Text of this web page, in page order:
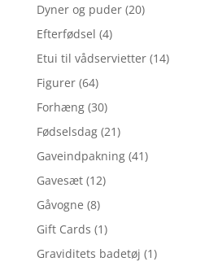
Dyner og puder (20)
Efterfødsel (4)
Etui til vådservietter (14)
Figurer (64)
Forhæng (30)
Fødselsdag (21)
Gaveindpakning (41)
Gavesæt (12)
Gåvogne (8)
Gift Cards (1)
Graviditets badetøj (1)